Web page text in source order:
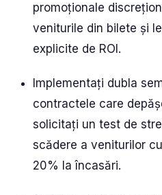
promoționale
veniturile din bilete și
explicite de ROI.
Implementați dubla
contractele care
solicitați un test de
scădere a veniturilor
20% la încasări.